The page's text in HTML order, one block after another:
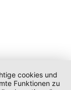
cookies und
Funktionen zu